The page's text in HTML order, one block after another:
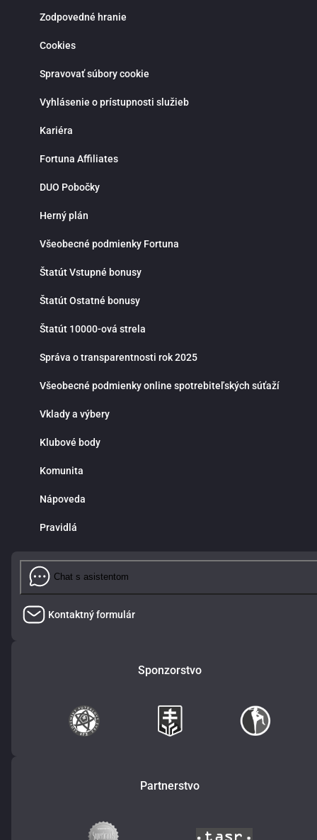
športovými udalosťami. Bonusová ponuka sa pravidelne obmieňa a prináša
viac možností, ako zvýšiť šancu na výhru. Moderná mobilná aplikácia Fortuna
Aplikácia poskytuje rýchly prístup k stávkam, live udalostiam, histórii tiketov a
najnovších akciách, bonusoch a dôležitých zápasoch. Fortuna kladie dôraz na
zodpovedné hranie a ponúka možnosť nastavenia limitov na vklady, stávky
podpora prostredníctvom live chatu, ktorá ti rada pomôže rýchlo a
bohatou ponukou športových stávok, kvalitnými kurzmi a modernými
jednom mieste.
Zodpovedné hranie
Cookies
Spravovať súbory cookie
Vyhlásenie o prístupnosti služieb
Kariéra
Fortuna Affiliates
DUO Pobočky
Herný plán
Všeobecné podmienky Fortuna
Štatút Vstupné bonusy
Štatút Ostatné bonusy
Štatút 10000-ová strela
Správa o transparentnosti rok 2025
Všeobecné podmienky online spotrebiteľských súťaží
Vklady a výbery
Klubové body
Komunita
Nápoveda
Pravidlá
Chat s asistentom
Kontaktný formulár
Sponzorstvo
Partnerstvo